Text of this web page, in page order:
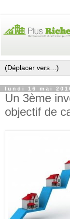
lundi 16 mai
Un 3ème
objectif de